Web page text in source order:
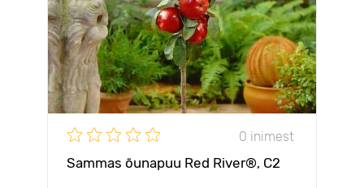
0 inimest
Sammas õunapuu Red River®, C2